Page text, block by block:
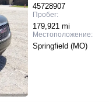
45728907
Пробег:
179,921 mi
Местоположение:
Springfield (MO)